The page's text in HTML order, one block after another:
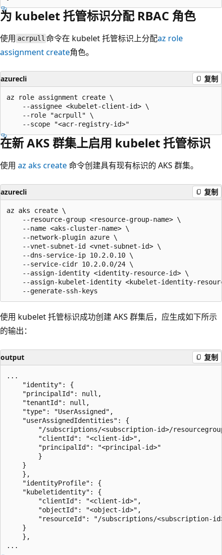
为 kubelet 托管标识分配 RBAC 角色
使用 acrpull 命令在 kubelet 托管标识上分配az role
assignment create角色。
azurecli 复制
az role assignment create \
    --assignee <kubelet-client-id> \
    --role "acrpull" \
在新 AKS 群集上启用 kubelet 托管标识
使用 az aks create命令创建具有现有标识的 AKS 群集。
azurecli 复制
az aks create \
    --resource-group <resource-group-name> \
    --name <aks-cluster-name> \
    --network-plugin azure \
    --vnet-subnet-id <vnet-subnet-id> \
    --dns-service-ip 10.2.0.10 \
    --service-cidr 10.2.0.0/24 \
    --assign-identity <identity-resource-id> \
--assign-kubelet-identity <kubelet-identity-
使用 kubelet 托管标识成功创建 AKS 群集后，应生成如下所示
的输出：
output 复制
...
    "identity": {
    "principalId": null,
    "tenantId": null,
    "type": "UserAssigned",
    "userAssignedIdentities": {
"/subscriptions/<subscription-id>/
        "clientId": "<client-id>",
        "principalId": "<principal-id>"
        }
    }
    },
    "identityProfile": {
    "kubeletidentity": {
        "clientId": "<client-id>",
        "objectId": "<object-id>",
"resourceId": "/subscriptions/<subscription-
    }
    },